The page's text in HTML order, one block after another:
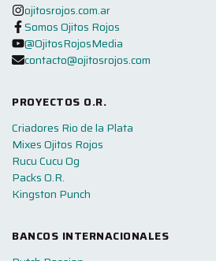
ojitosrojos.com.ar
Somos Ojitos Rojos
@OjitosRojosMedia
contacto@ojitosrojos.com
PROYECTOS O.R.
Criadores Rio de la Plata
Mixes Ojitos Rojos
Rucu Cucu Og
Packs O.R.
Kingston Punch
BANCOS INTERNACIONALES